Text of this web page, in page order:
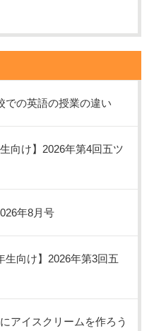
での英語の授業の違い
向け】2026年第4回五ツ
年8月号
生向け】2026年第3回五
アイスクリームを作ろう